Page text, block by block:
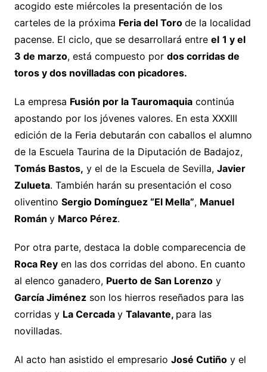
acogido este miércoles la presentación de los
carteles de la próxima Feria del Toro de la localidad
pacense. El ciclo, que se desarrollará entre el 1 y el
3 de marzo, está compuesto por dos corridas de
toros y dos novilladas con picadores.
La empresa Fusión por la Tauromaquiacontinúa
apostando por los jóvenes valores. En esta XXXIII
edición de la Feria debutarán con caballos el alumno
de la Escuela Taurina de la Diputación de Badajoz,
Tomás Bastos, y el de la Escuela de Sevilla, Javier
Zulueta. También harán su presentación el coso
oliventino Sergio Domínguez “El Mella”, Manuel
Román y Marco Pérez.
Por otra parte, destaca la doble comparecencia de
Roca Reyen las dos corridas del abono. En cuanto
al elenco ganadero, Puerto de San Lorenzoy
García Jiménezson los hierros reseñados para las
corridas y La Cercada y Talavante, para las
novilladas.
Al acto han asistido el empresario José Cutiñoy el